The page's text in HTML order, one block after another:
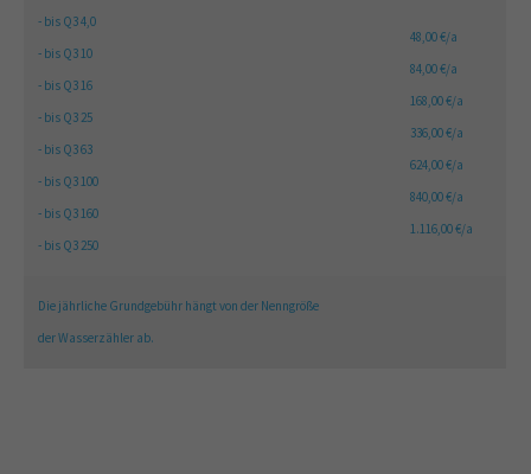
- bis Q3 4,0
- bis Q3 10
- bis Q3 16
- bis Q3 25
- bis Q3 63
- bis Q3 100
- bis Q3 160
- bis Q3 250
48,00 €/a
84,00 €/a
168,00 €/a
336,00 €/a
624,00 €/a
840,00 €/a
1.116,00 €/a
Die jährliche Grundgebühr hängt von der Nenngröße
der Wasserzähler ab.